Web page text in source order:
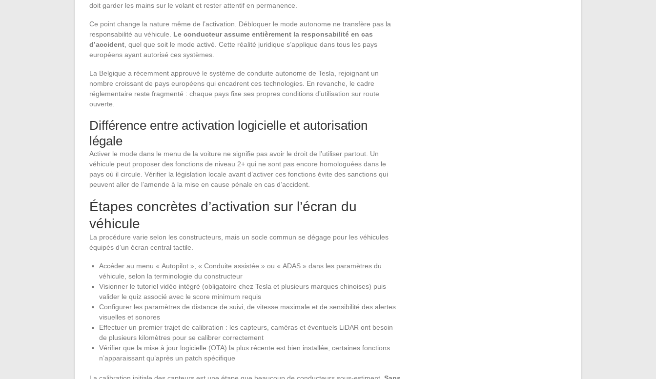
doit garder les mains sur le volant et rester attentif en permanence.
Ce point change la nature même de l’activation. Débloquer le mode autonome ne transfère pas la
responsabilité au véhicule. Le conducteur assume entièrement la responsabilité en cas
d’accident, quel que soit le mode activé. Cette réalité juridique s’applique dans tous les pays
européens ayant autorisé ces systèmes.
La Belgique a récemment approuvé le système de conduite autonome de Tesla, rejoignant un
nombre croissant de pays européens qui encadrent ces technologies. En revanche, le cadre
réglementaire reste fragmenté : chaque pays fixe ses propres conditions d’utilisation sur route
ouverte.
Différence entre activation logicielle et autorisation
légale
Activer le mode dans le menu de la voiture ne signifie pas avoir le droit de l’utiliser partout. Un
véhicule peut proposer des fonctions de niveau 2+ qui ne sont pas encore homologuées dans le
pays où il circule. Vérifier la législation locale avant d’activer ces fonctions évite des sanctions qui
peuvent aller de l’amende à la mise en cause pénale en cas d’accident.
Étapes concrètes d’activation sur l’écran du
véhicule
La procédure varie selon les constructeurs, mais un socle commun se dégage pour les véhicules
équipés d’un écran central tactile.
Accéder au menu « Autopilot », « Conduite assistée » ou « ADAS » dans les paramètres du
véhicule, selon la terminologie du constructeur
Visionner le tutoriel vidéo intégré (obligatoire chez Tesla et plusieurs marques chinoises) puis
valider le quiz associé avec le score minimum requis
Configurer les paramètres de distance de suivi, de vitesse maximale et de sensibilité des alertes
visuelles et sonores
Effectuer un premier trajet de calibration : les capteurs, caméras et éventuels LiDAR ont besoin
de plusieurs kilomètres pour se calibrer correctement
Vérifier que la mise à jour logicielle (OTA) la plus récente est bien installée, certaines fonctions
n’apparaissant qu’après un patch spécifique